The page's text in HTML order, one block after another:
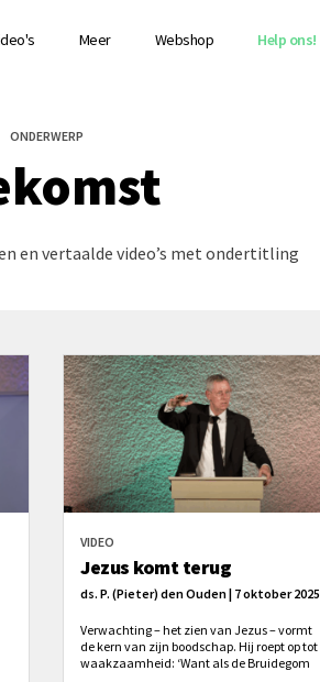
Meer Webshop Help ons!
ONDERWERP
en vertaalde video’s met ondertitling
VIDEO
Jezus komt terug
ds. P. (Pieter) den Ouden | 7 oktober 2025
Verwachting – het zien van Jezus – vormt
de kern van zijn boodschap. Hij roept op tot
waakzaamheid: ‘Want als de Bruidegom